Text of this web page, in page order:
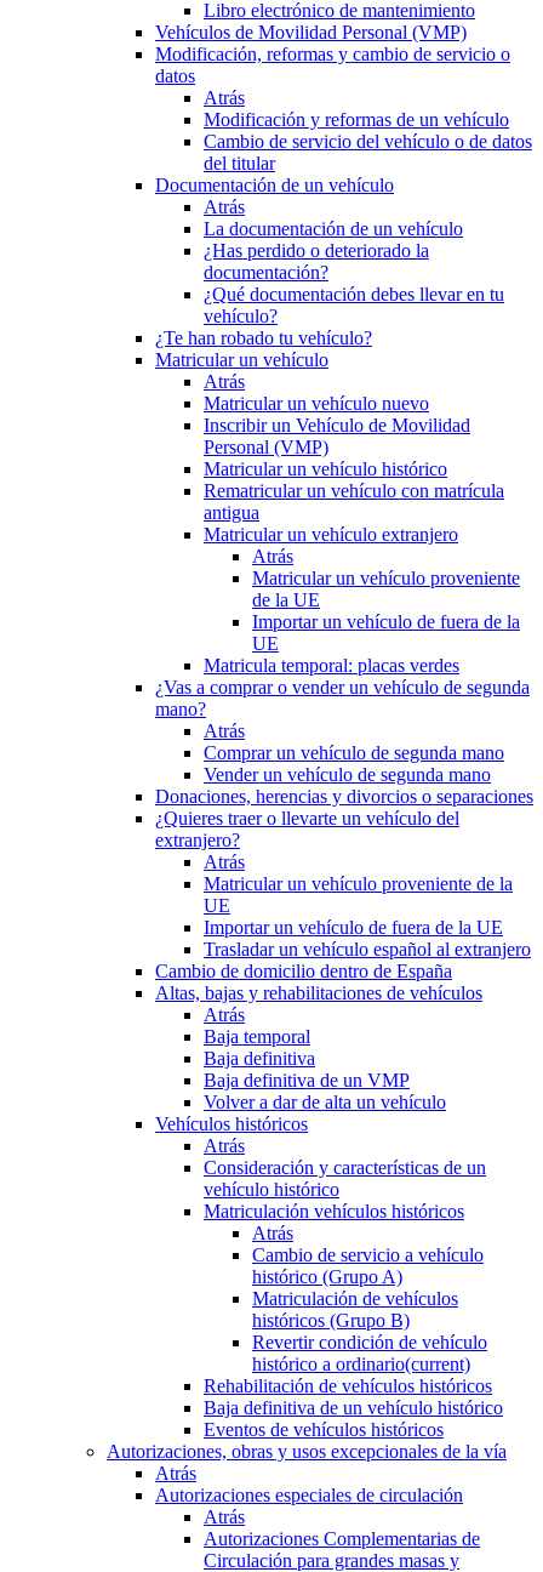
Libro electrónico de mantenimiento
Vehículos de Movilidad Personal (VMP)
Modificación, reformas y cambio de servicio o
datos
Atrás
Modificación y reformas de un vehículo
Cambio de servicio del vehículo o de datos
del titular
Documentación de un vehículo
Atrás
La documentación de un vehículo
¿Has perdido o deteriorado la
documentación?
¿Qué documentación debes llevar en tu
vehículo?
¿Te han robado tu vehículo?
Matricular un vehículo
Atrás
Matricular un vehículo nuevo
Inscribir un Vehículo de Movilidad
Personal (VMP)
Matricular un vehículo histórico
Rematricular un vehículo con matrícula
antigua
Matricular un vehículo extranjero
Atrás
Matricular un vehículo proveniente
de la UE
Importar un vehículo de fuera de la
UE
Matricula temporal: placas verdes
¿Vas a comprar o vender un vehículo de segunda
mano?
Atrás
Comprar un vehículo de segunda mano
Vender un vehículo de segunda mano
Donaciones, herencias y divorcios o separaciones
¿Quieres traer o llevarte un vehículo del
extranjero?
Atrás
Matricular un vehículo proveniente de la
UE
Importar un vehículo de fuera de la UE
Trasladar un vehículo español al extranjero
Cambio de domicilio dentro de España
Altas, bajas y rehabilitaciones de vehículos
Atrás
Baja temporal
Baja definitiva
Baja definitiva de un VMP
Volver a dar de alta un vehículo
Vehículos históricos
Atrás
Consideración y características de un
vehículo histórico
Matriculación vehículos históricos
Atrás
Cambio de servicio a vehículo
histórico (Grupo A)
Matriculación de vehículos
históricos (Grupo B)
Revertir condición de vehículo
histórico a ordinario(current)
Rehabilitación de vehículos históricos
Baja definitiva de un vehículo histórico
Eventos de vehículos históricos
Autorizaciones, obras y usos excepcionales de la vía
Atrás
Autorizaciones especiales de circulación
Atrás
Autorizaciones Complementarias de
Circulación para grandes masas y